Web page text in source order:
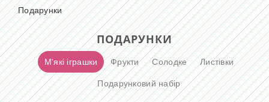
Подарунки
ПОДАРУНКИ
М'які іграшки Фрукти Солодке Листівки
Подарунковий набір